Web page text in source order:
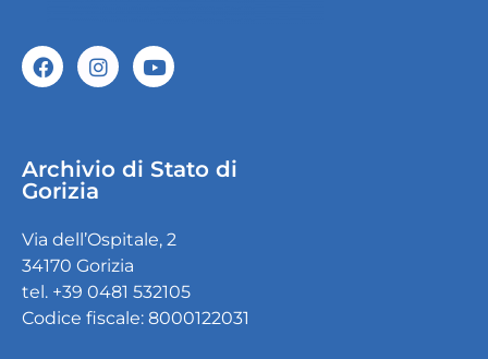
Archivio di Stato di
Gorizia
Via dell’Ospitale, 2
34170 Gorizia
tel. +39 0481 532105
Codice fiscale: 8000122031